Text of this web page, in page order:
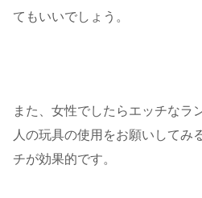
てもいいでしょう。
また、女性でしたらエッチなラ
人の玩具の使用をお願いしてみ
チが効果的です。